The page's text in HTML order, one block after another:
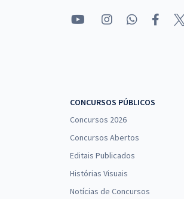
CONCURSOS PÚBLICOS
Concursos 2026
Concursos Abertos
Editais Publicados
Histórias Visuais
Notícias de Concursos